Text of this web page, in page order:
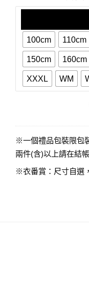
100cm 110cm
150cm 160cm
XXXL WM
※一個禮品包裝限包
兩件(含)以上請在結
※衣番賞：尺寸自選